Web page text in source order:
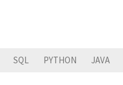
SQL PYTHON JAVA